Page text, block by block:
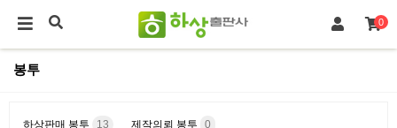
0
봉투
하상판매 봉투 13 제작의뢰 봉투 0